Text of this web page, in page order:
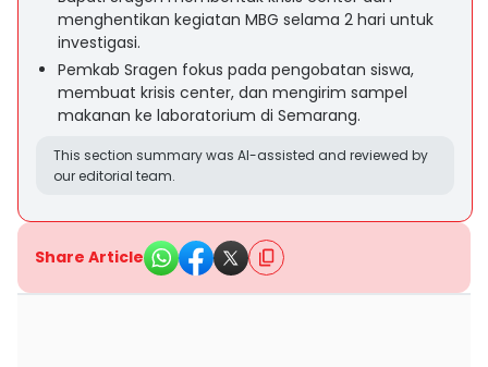
menghentikan kegiatan MBG selama 2 hari untuk
investigasi.
Pemkab Sragen fokus pada pengobatan siswa,
membuat krisis center, dan mengirim sampel
makanan ke laboratorium di Semarang.
This section summary was AI-assisted and reviewed by
our editorial team.
Share Article